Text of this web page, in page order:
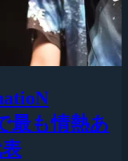
最も情熱あ